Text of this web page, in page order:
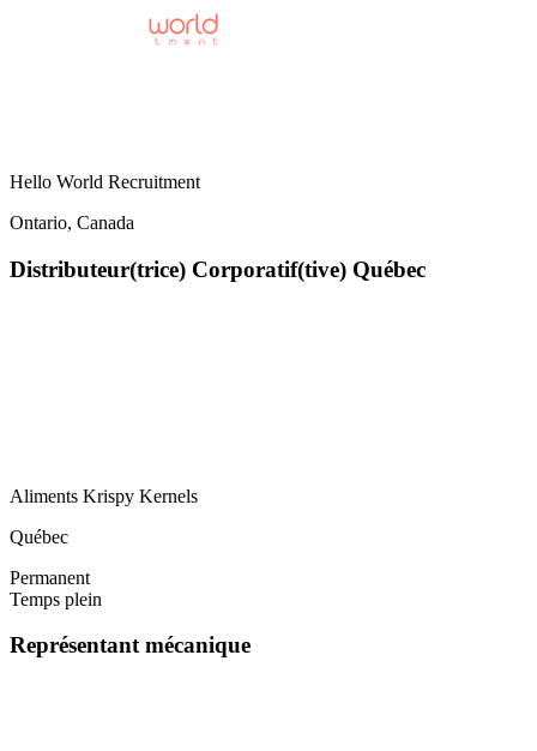
Hello World Recruitment
Ontario, Canada
Distributeur(trice) Corporatif(tive) Québec
Aliments Krispy Kernels
Québec
Permanent
Temps plein
Représentant mécanique